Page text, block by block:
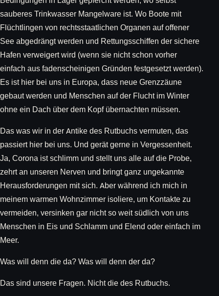
sauberes Trinkwasser Mangelware ist. Wo Boote mit
Flüchtlingen von rechtsstaatlichen Organen auf offener
See abgedrängt werden und Rettungsschiffen der sichere
Hafen verweigert wird (wenn sie nicht schon vorher
einfach aus fadenscheinigen Gründen festgesetzt werden).
Es ist hier bei uns in Europa, dass neue Grenzzäune
gebaut werden und Menschen auf der Flucht im Winter
ohne ein Dach über dem Kopf übernachten müssen.
Das was wir in der Antike des Rutbuchs vermuten, das
passiert hier bei uns. Und gerät gerne in Vergessenheit.
Ja, Corona ist schlimm und stellt uns alle auf die Probe,
zehrt an unseren Nerven und bringt ganz ungekannte
Herausforderungen mit sich. Aber während ich mich in
meinem warmen Wohnzimmer isoliere, um Kontakte zu
vermeiden, versinken gar nicht so weit südlich von uns
Menschen in Eis und Schlamm und Elend oder einfach im
Meer.
Was will denn die da? Was will denn der da?
Das sind unsere Fragen. Nicht die des Rutbuchs.